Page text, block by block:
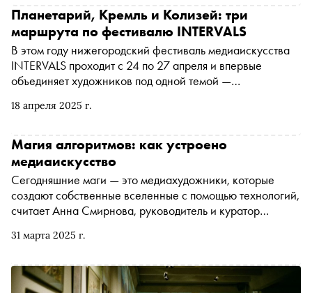
18 апреля 2025 г.
Планетарий, Кремль и Колизей: три
маршрута по фестивалю INTERVALS
В этом году нижегородский фестиваль медиаискусства
INTERVALS проходит с 24 по 27 апреля и впервые
объединяет художников под одной темой —
временно разместятся в разных уголках Нижнего
заявленной темы, путешествуя по городу в поисках арт-
объектов, в перерывах останавливаясь на лекторий и
дегустацию спешл-меню в местных заведениях. Три
траектории, открывающие Нижний Новгород заново в
этот уикенд, — в гиде «Сноба» по фестивалю INTERVALS
31 марта 2025 г.
Магия алгоритмов: как устроено
медиаискусство
Сегодняшние маги — это медиахудожники, которые
создают собственные вселенные с помощью технологий,
считает Анна Смирнова, руководитель и куратор
Специально для «Сноба» она написала колонку о магии
медиаискусство